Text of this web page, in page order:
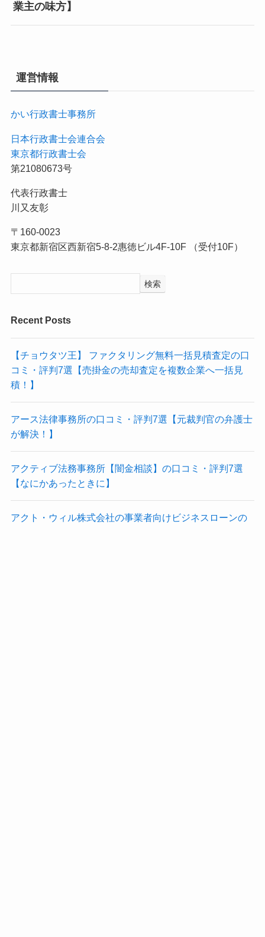
業主の味方】
運営情報
かい行政書士事務所
日本行政書士会連合会
東京都行政書士会
第21080673号
代表行政書士
川又友彰
〒160-0023
東京都新宿区西新宿5-8-2惠徳ビル4F-10F （受付10F）
検索
Recent Posts
【チョウタツ王】 ファクタリング無料一括見積査定の口
コミ・評判7選【売掛金の売却査定を複数企業へ一括見
積！】
アース法律事務所の口コミ・評判7選【元裁判官の弁護士
が解決！】
アクティブ法務事務所【闇金相談】の口コミ・評判7選
【なにかあったときに】
アクト・ウィル株式会社の事業者向けビジネスローンの